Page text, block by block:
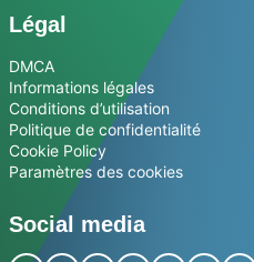
Légal
DMCA
Informations légales
Conditions d’utilisation
Politique de confidentialité
Cookie Policy
Paramètres des cookies
Social media